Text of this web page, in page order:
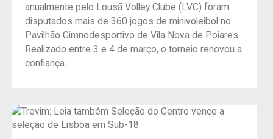
anualmente pelo Lousã Volley Clube (LVC) foram
disputados mais de 360 jogos de minivoleibol no
Pavilhão Gimnodesportivo de Vila Nova de Poiares.
Realizado entre 3 e 4 de março, o torneio renovou a
confiança...